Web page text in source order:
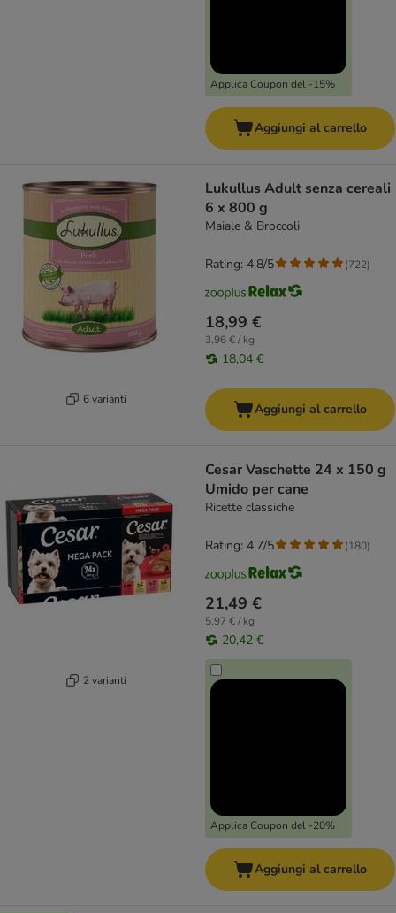
Applica Coupon del -15%
Aggiungi al carrello
6 varianti
Lukullus Adult senza cereali
6 x 800 g
Maiale & Broccoli
18,99 €
3,96 € / kg
18,04 €
Rating: 4.8/5 (722)
Aggiungi al carrello
2 varianti
Cesar Vaschette 24 x 150 g
Umido per cane
Ricette classiche
21,49 €
5,97 € / kg
20,42 €
Applica Coupon del -20%
Rating: 4.7/5 (180)
Aggiungi al carrello